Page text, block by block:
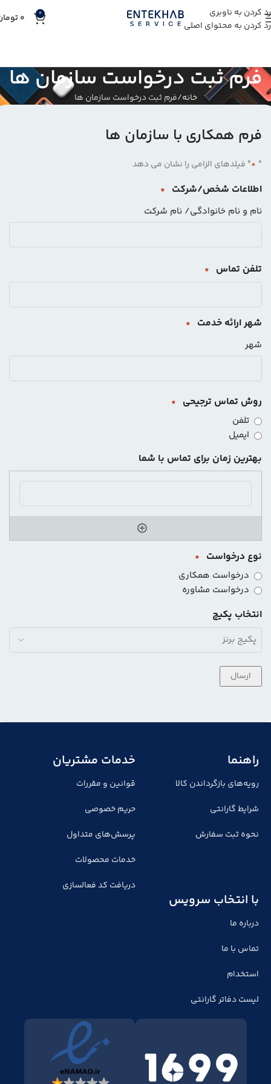
رد کردن به ناوبری
رد کردن به محتوای اصلی
0
0
فرم ثبت درخواست سازمان ها
خانه فرم ثبت درخواست سازمان ها
فرم همکاری با سازمان ها
"
*" فیلدهای الزامی را نشان می دهد
اطلاعات شخص/شرکت *
نام و نام خانوادگی/ نام شرکت
تلفن تماس *
شهر ارائه خدمت *
شهر
روش تماس ترجیحی *
تلفن
ایمیل
بهترین زمان برای تماس با شما
نوع درخواست *
درخواست همکاری
درخواست مشاوره
انتخاب پکیج
راهنما
رویه‌های بازگرداندن کالا
شرایط گارانتی
نحوه ثبت سفارش
خدمات مشتریان
قوانین و مقررات
حریم خصوصی
پرسش‌های متداول
خدمات محصولات
دریافت کد فعالسازی
با انتخاب سرویس
درباره ما
تماس با ما
استخدام
لیست دفاتر گارانتی